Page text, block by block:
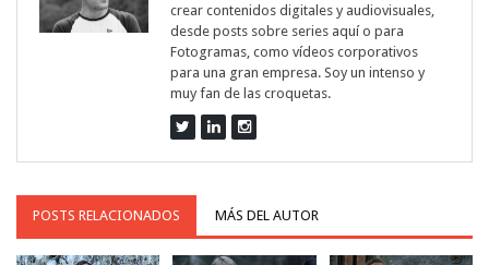
crear contenidos digitales y audiovisuales,
desde posts sobre series aquí o para
Fotogramas, como vídeos corporativos
para una gran empresa. Soy un intenso y
muy fan de las croquetas.
POSTS RELACIONADOS MÁS DEL AUTOR